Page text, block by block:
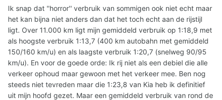
Ik snap dat ''horror'' verbruik van sommigen ook niet echt maar
het kan bijna niet anders dan dat het toch echt aan de rijstijl
ligt. Over 11.000 km ligt mijn gemiddeld verbruik op 1:18,9 met
als hoogste verbruik 1:13,7 (400 km autobahn met gemiddeld
150/160 km/u) en als laagste verbruik 1:20,7 (snelweg 90/95
km/u). En voor de goede orde: Ik rij niet als een debiel die alle
verkeer ophoud maar gewoon met het verkeer mee. Ben nog
steeds niet tevreden maar die 1:23,8 van Kia heb ik definitief
uit mijn hoofd gezet. Maar een gemiddeld verbruik van rond de